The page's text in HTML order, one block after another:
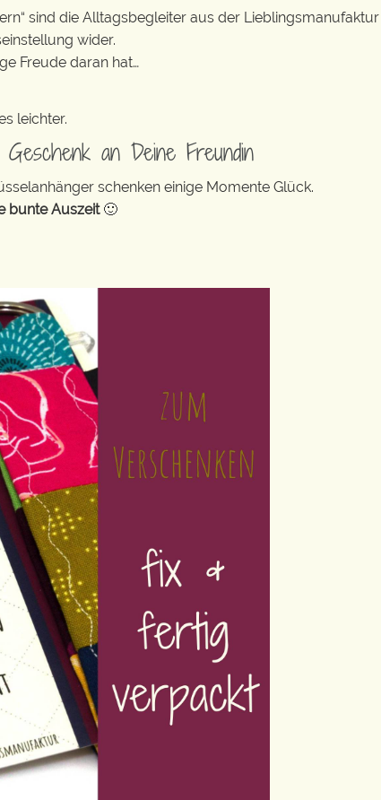
sind die Alltagsbegleiter aus der
wider.
Freude daran hat…
leichter.
an Deine Freundin
schenken einige Momente Glück.
bunte Auszeit🙂